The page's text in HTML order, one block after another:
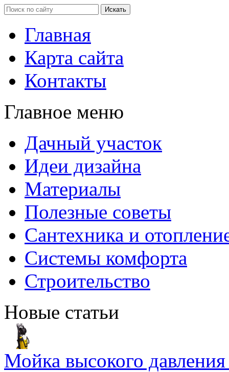
Главная
Карта сайта
Контакты
Главное меню
Дачный участок
Идеи дизайна
Материалы
Полезные советы
Сантехника и
Системы комфорта
Строительство
Новые статьи
Мойка высокого